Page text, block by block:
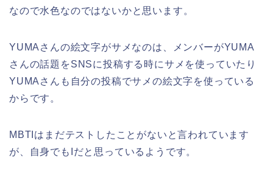
なので水色なのではないかと思います。
YUMAさんの絵文字がサメなのは、メンバーがYUMA
さんの話題をSNSに投稿する時にサメを使っていたり
YUMAさんも自分の投稿でサメの絵文字を使っている
からです。
MBTIはまだテストしたことがないと言われています
が、自身でもIだと思っているようです。